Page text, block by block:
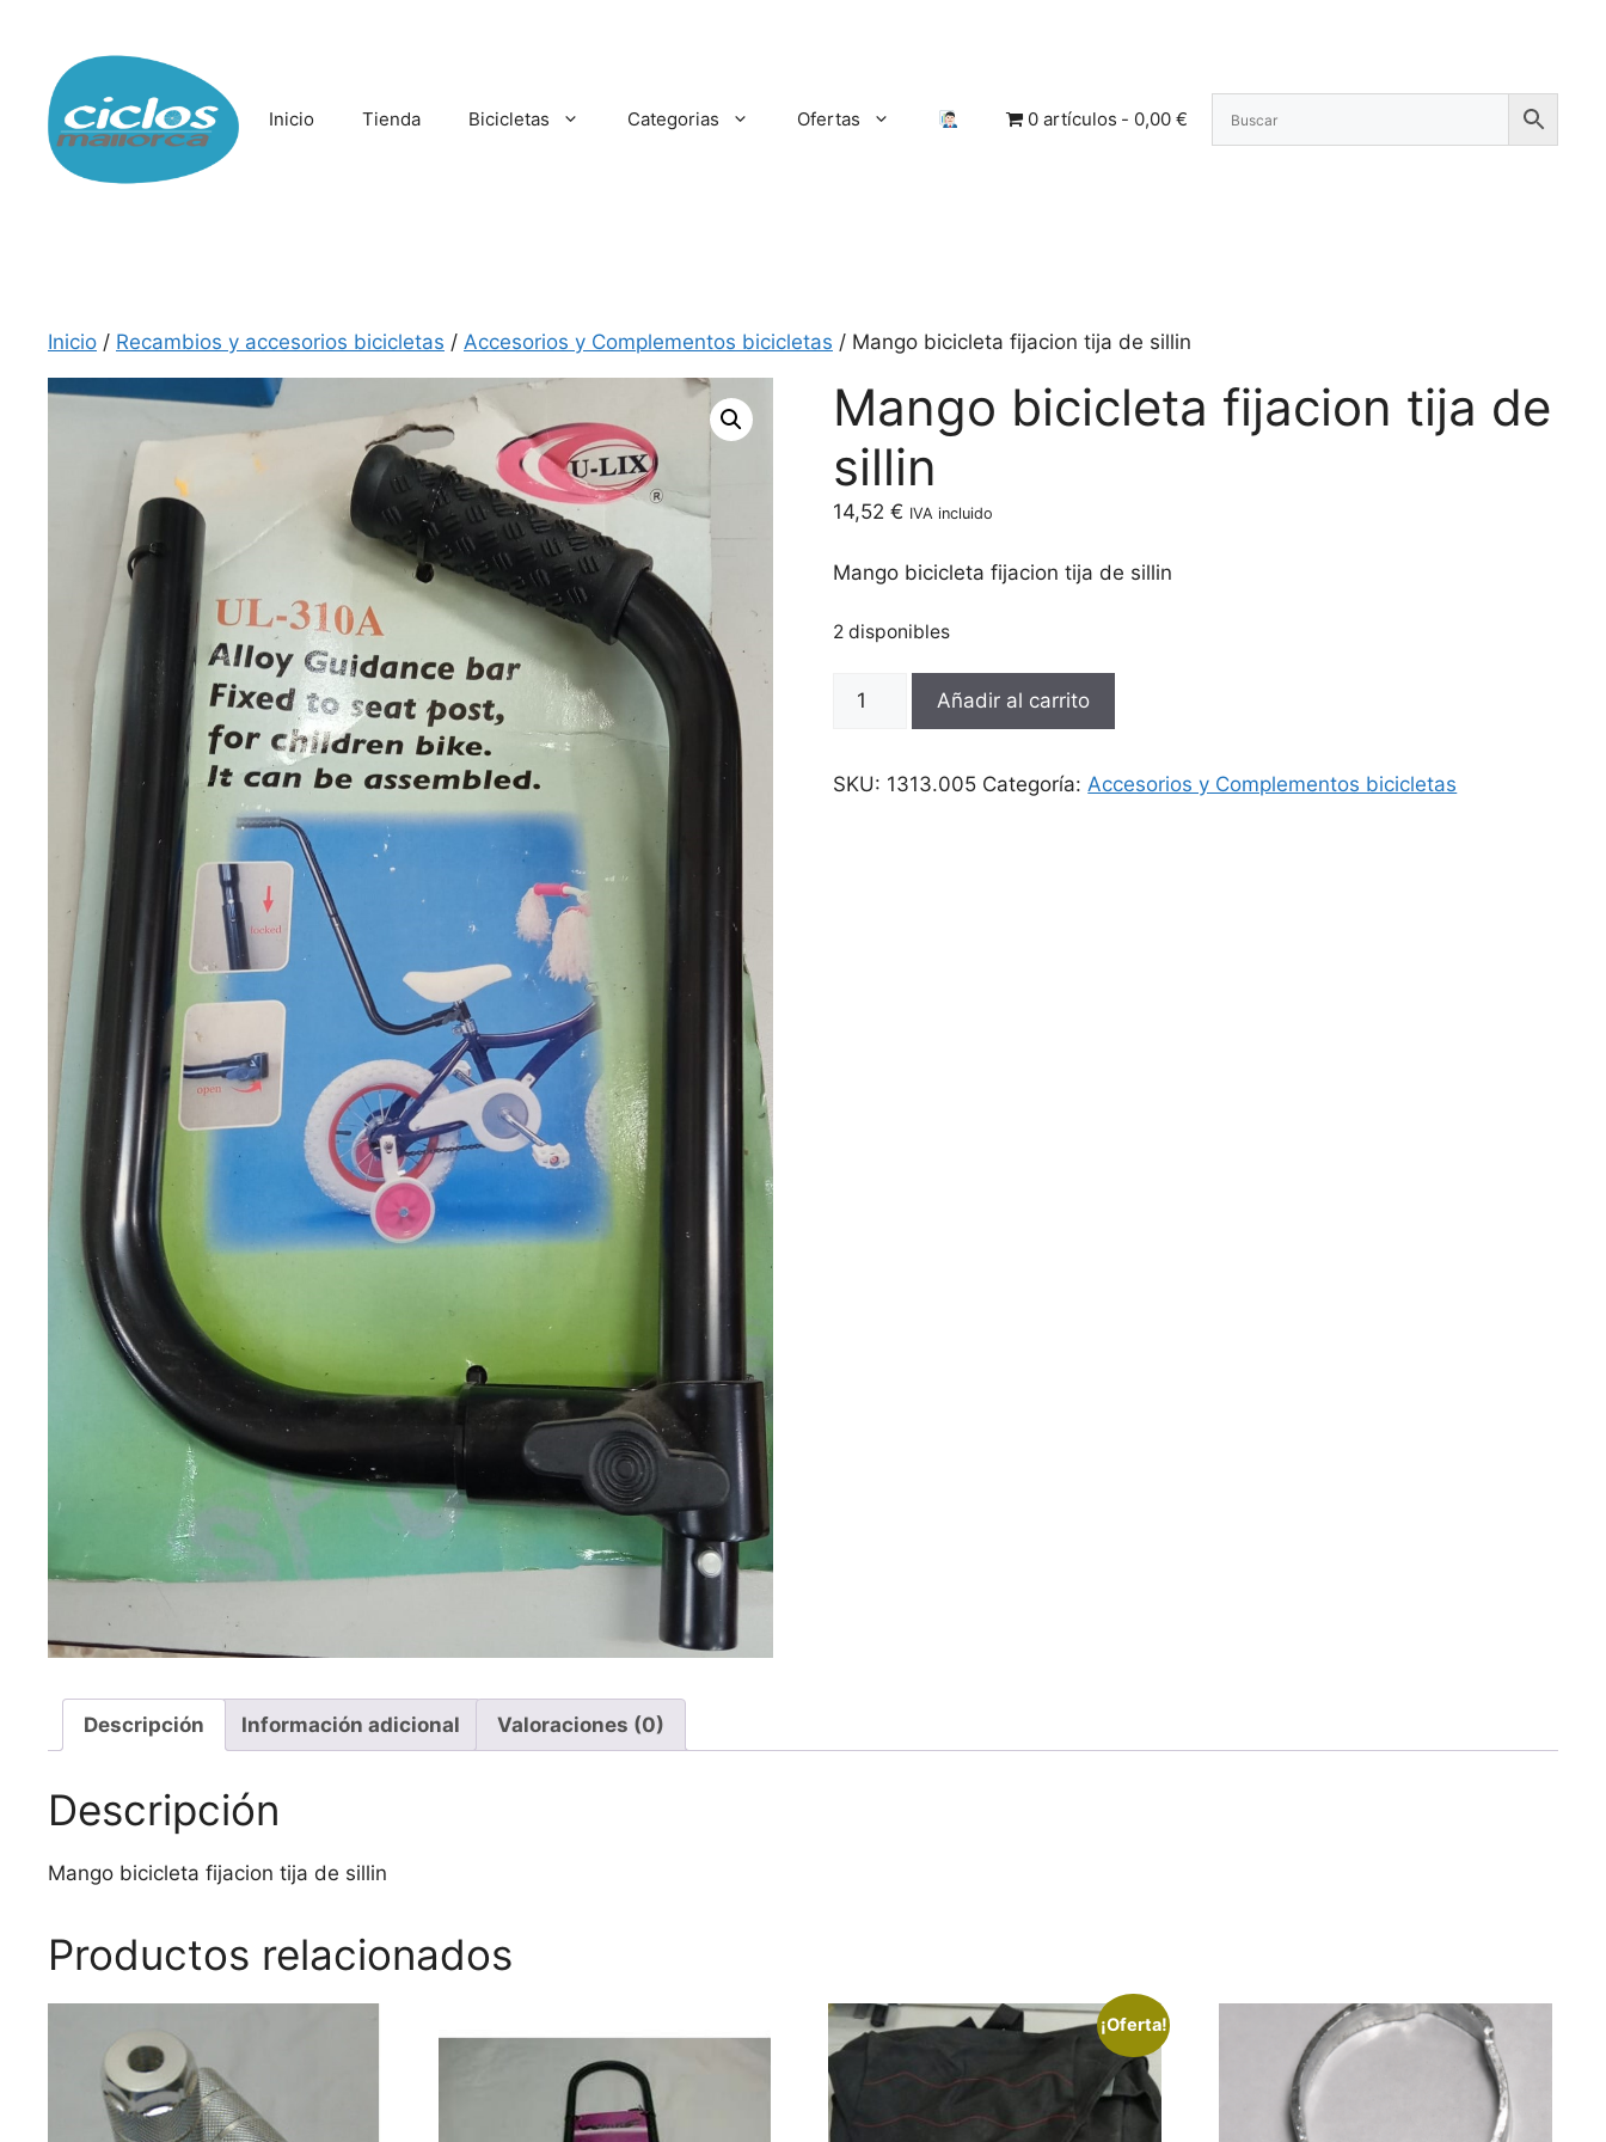
contenido
Inicio Tienda Bicicletas Categorias Ofertas 0 artículos 0,00 €
Inicio / Recambios y accesorios bicicletas / Accesorios y Complementos bicicletas / Mango bicicleta fijacion tija de sillin
Mango bicicleta fijacion tija de
sillin
14,52€ IVA incluido
Mango bicicleta fijacion tija de sillin
2 disponibles
Mango
tija
Añadir al carrito
SKU: 1313.005 Categoría:Accesorios y Complementos bicicletas
Descripción Información adicional Valoraciones (0)
Descripción
Mango bicicleta fijacion tija de sillin
Productos relacionados
¡Oferta!